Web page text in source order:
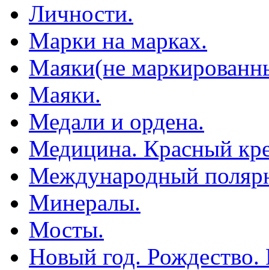
Личности.
Марки на марках.
Маяки(не
Маяки.
Медали и ордена.
Медицина. Красный
Международный
Минералы.
Мосты.
Новый год. Рождество.